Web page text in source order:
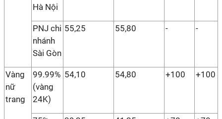
Hà Nội
PNJ chi
nhánh
Sài Gòn
55,25 55,80 - -
Vàng
nữ
trang
99.99%
(vàng
24K)
54,10 54,80 +100 +100